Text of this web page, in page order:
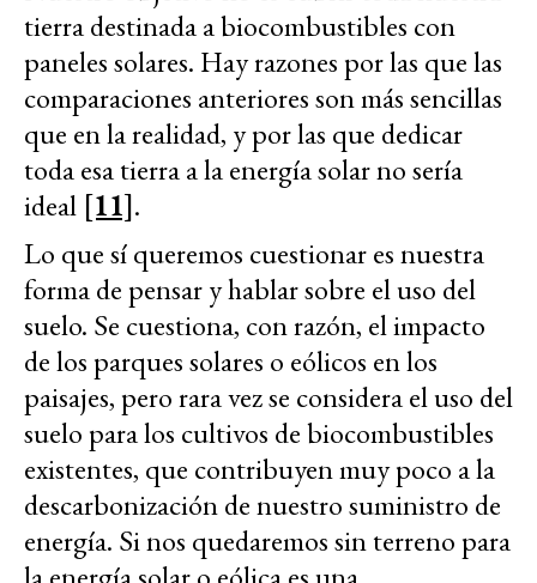
tierra destinada a biocombustibles con
paneles solares. Hay razones por las que las
comparaciones anteriores son más sencillas
que en la realidad, y por las que dedicar
toda esa tierra a la energía solar no sería
ideal [11].
Lo que sí queremos cuestionar es nuestra
forma de pensar y hablar sobre el uso del
suelo. Se cuestiona, con razón, el impacto
de los parques solares o eólicos en los
paisajes, pero rara vez se considera el uso del
suelo para los cultivos de biocombustibles
existentes, que contribuyen muy poco a la
descarbonización de nuestro suministro de
energía. Si nos quedaremos sin terreno para